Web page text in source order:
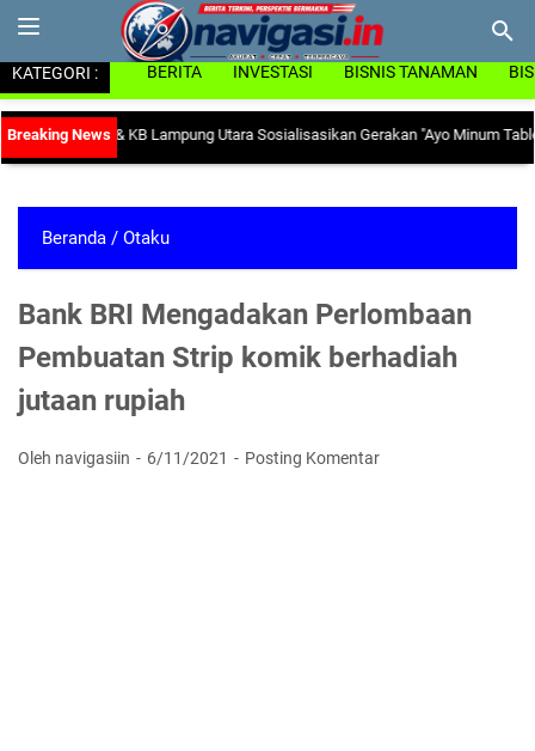
KATEGORI : BERITA INVESTASI BISNIS TANAMAN
PP & KB Lampung Utara Sosialisasikan Gerakan "Ayo Minum Tablet
Beranda / Otaku
Bank BRI Mengadakan Perlombaan
Pembuatan Strip komik berhadiah
jutaan rupiah
Oleh navigasiin 6/11/2021 Posting Komentar